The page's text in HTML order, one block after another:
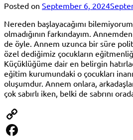
Posted on September 6, 2024
Nereden başlayacağımı
olmadığının farkındayım.
de öyle. Annem uzunca bir süre
özel dediğimiz çocukların
Küçüklüğüme dair en belirgin
eğitim kurumundaki o çocukları
oluşumdur. Annem onlara,
çok sabırlı iken, belki de sabrını
Copy